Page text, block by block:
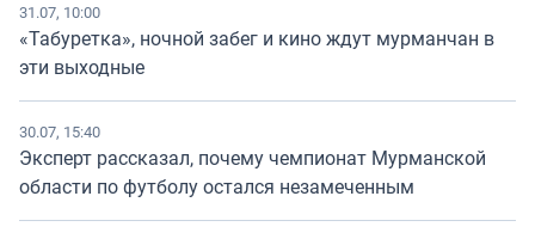
31.07, 10:00
«Табуретка», ночной забег и кино ждут мурманчан в
эти выходные
30.07, 15:40
Эксперт рассказал, почему чемпионат Мурманской
области по футболу остался незамеченным